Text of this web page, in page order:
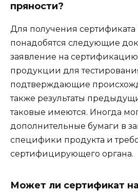
пряности?
Для получения
понадобятся следующие
заявление на
продукции для
подтверждающие
также результаты
таковые имеются. Иногда
дополнительные бумаги в
специфики продукта и
сертифицирующего органа.
Может ли сертификат